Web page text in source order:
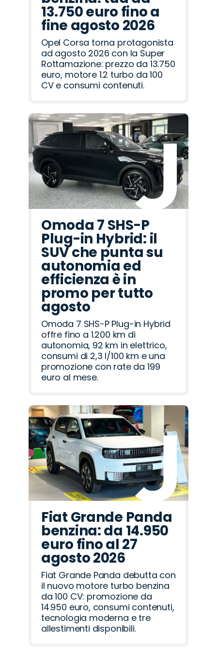
13.750 euro fino a
fine agosto 2026
Opel Corsa torna protagonista
ad agosto 2026 con la Super
Rottamazione: prezzo da 13.750
euro, motore 1.2 turbo da 100
CV e consumi contenuti.
Omoda 7 SHS-P
Plug-in Hybrid: il
SUV che punta su
autonomia ed
efficienza è in
promo per tutto
agosto
Omoda 7 SHS-P Plug-in Hybrid
offre fino a 1.200 km di
autonomia, 92 km in elettrico,
consumi di 2,3 l/100 km e una
promozione con rate da 199
euro al mese.
Fiat Grande Panda
benzina: da 14.950
euro fino al 27
agosto 2026
Fiat Grande Panda debutta con
il nuovo motore turbo benzina
da 100 CV: promozione da
14.950 euro, consumi contenuti,
tecnologia moderna e tre
allestimenti disponibili.